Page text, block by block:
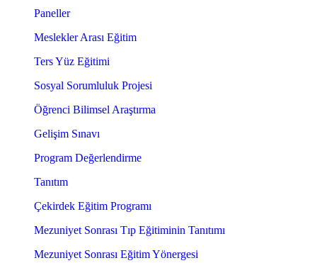
Paneller
Meslekler Arası Eğitim
Ters Yüz Eğitimi
Sosyal Sorumluluk Projesi
Öğrenci Bilimsel Araştırma
Gelişim Sınavı
Program Değerlendirme
Tanıtım
Çekirdek Eğitim Programı
Mezuniyet Sonrası Tıp Eğitiminin Tanıtımı
Mezuniyet Sonrası Eğitim Yönergesi